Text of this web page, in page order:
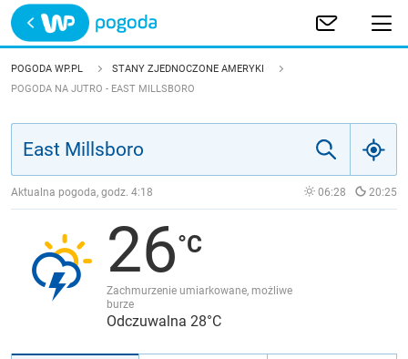
Trwa ładowanie
POLSKA
JAKOŚĆ POWIETRZA
POGODA WP.PL
STANY ZJEDNOCZONE AMERYKI
POGODA NA JUTRO - EAST MILLSBORO
Aktualna pogoda, godz. 4:18 06:28 20:25
26
Zachmurzenie umiarkowane, możliwe
burze
Odczuwalna 28°C